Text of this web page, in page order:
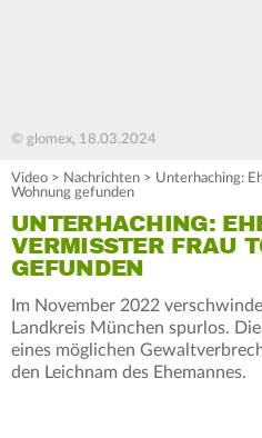
© glomex, 18.03.2024
Video > Nachrichten > Unterhaching:
Wohnung gefunden
UNTERHACHING:
VERMISSTER FRAU
GEFUNDEN
Im November 2022
Landkreis München spurlos.
eines möglichen
den Leichnam des Ehemannes.